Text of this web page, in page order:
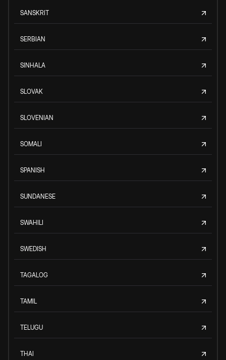
SANSKRIT
SERBIAN
SINHALA
SLOVAK
SLOVENIAN
SOMALI
SPANISH
SUNDANESE
SWAHILI
SWEDISH
TAGALOG
TAMIL
TELUGU
THAI